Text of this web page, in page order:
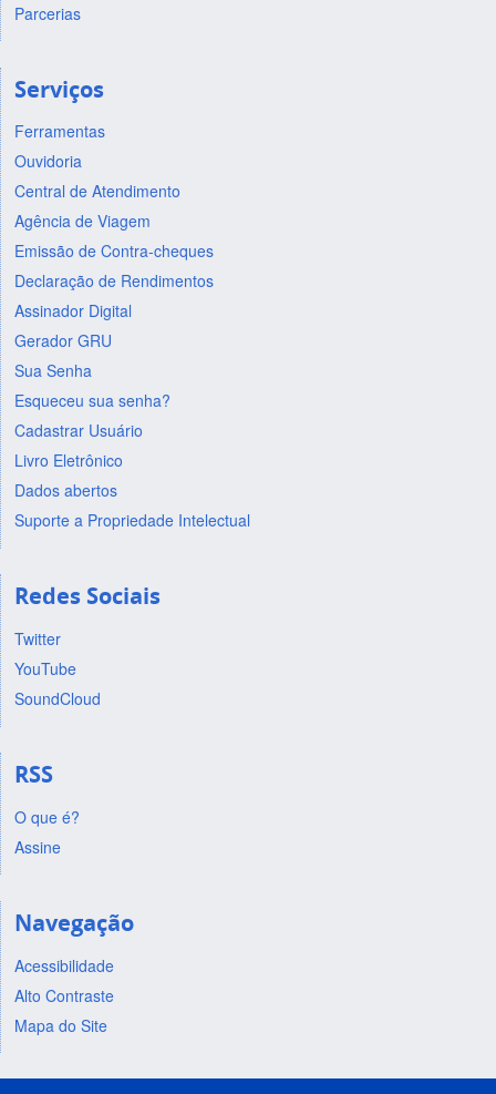
Parcerias
Serviços
Ferramentas
Ouvidoria
Central de Atendimento
Agência de Viagem
Emissão de Contra-cheques
Declaração de Rendimentos
Assinador Digital
Gerador GRU
Sua Senha
Esqueceu sua senha?
Cadastrar Usuário
Livro Eletrônico
Dados abertos
Suporte a Propriedade Intelectual
Redes Sociais
Twitter
YouTube
SoundCloud
RSS
O que é?
Assine
Navegação
Acessibilidade
Alto Contraste
Mapa do Site